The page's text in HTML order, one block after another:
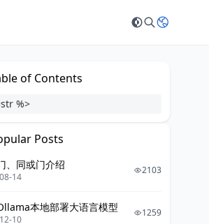
of Contents
%>
Posts
、同或门介绍
14
2103
本地部署大语言模型
10
1259